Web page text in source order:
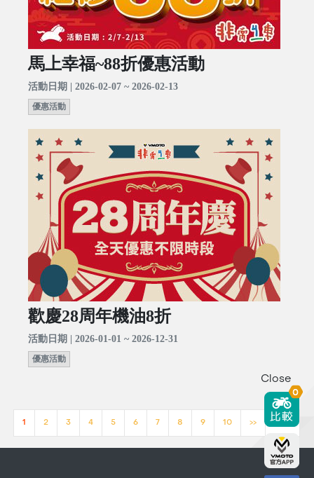
馬上幸福~88折優惠活動
活動日期 | 2026-02-07 ~ 2026-02-13
優惠活動
歡慶28周年機油8折
活動日期 | 2026-01-01 ~ 2026-12-31
優惠活動
1 2 3 4 5 6 7 8 9 10 >> [23]
Close
0